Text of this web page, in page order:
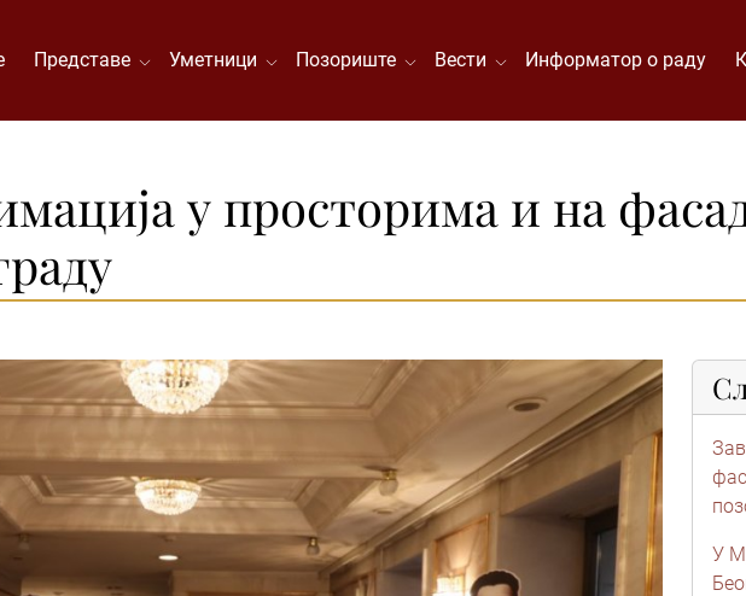
Представе Уметници Позориште Вести Информатор о раду
у просторима и на
У